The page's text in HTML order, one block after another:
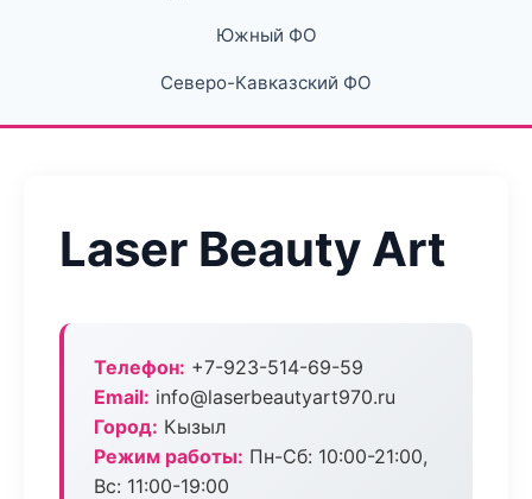
Южный ФО
Северо-Кавказский ФО
Laser Beauty Art
Телефон: +7-923-514-69-59
Email: info@laserbeautyart970.ru
Город: Кызыл
Режим работы: Пн-Сб: 10:00-21:00,
Вс: 11:00-19:00